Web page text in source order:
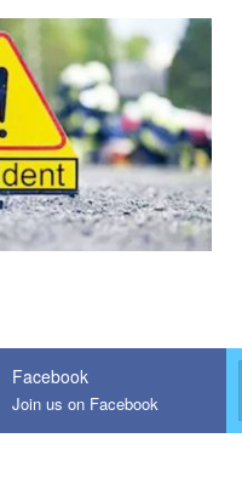
Facebook
Join us on Facebook